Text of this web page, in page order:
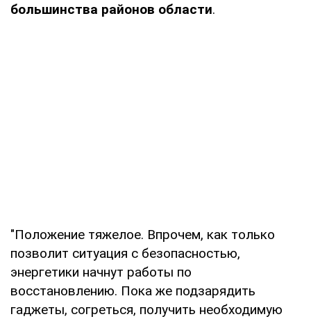
большинства районов области.
"Положение тяжелое. Впрочем, как только
позволит ситуация с безопасностью,
энергетики начнут работы по
восстановлению. Пока же подзарядить
гаджеты, согреться, получить необходимую